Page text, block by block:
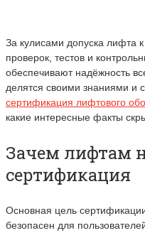
За кулисами допуска лифта
проверок, тестов и
обеспечивают надёжность
делятся своими знаниями и
сертификация лифтового
какие интересные факты
Зачем лифтам
сертификация
Основная цель
безопасен для